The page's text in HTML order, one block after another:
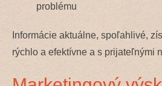
problému
Informácie aktuálne, spoľahlivé,
rýchlo a efektívne a s prijateľnými